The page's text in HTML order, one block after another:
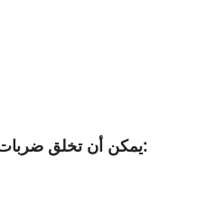
يمكن أن تخلق ضربات الطيور العديد من المشكلات: